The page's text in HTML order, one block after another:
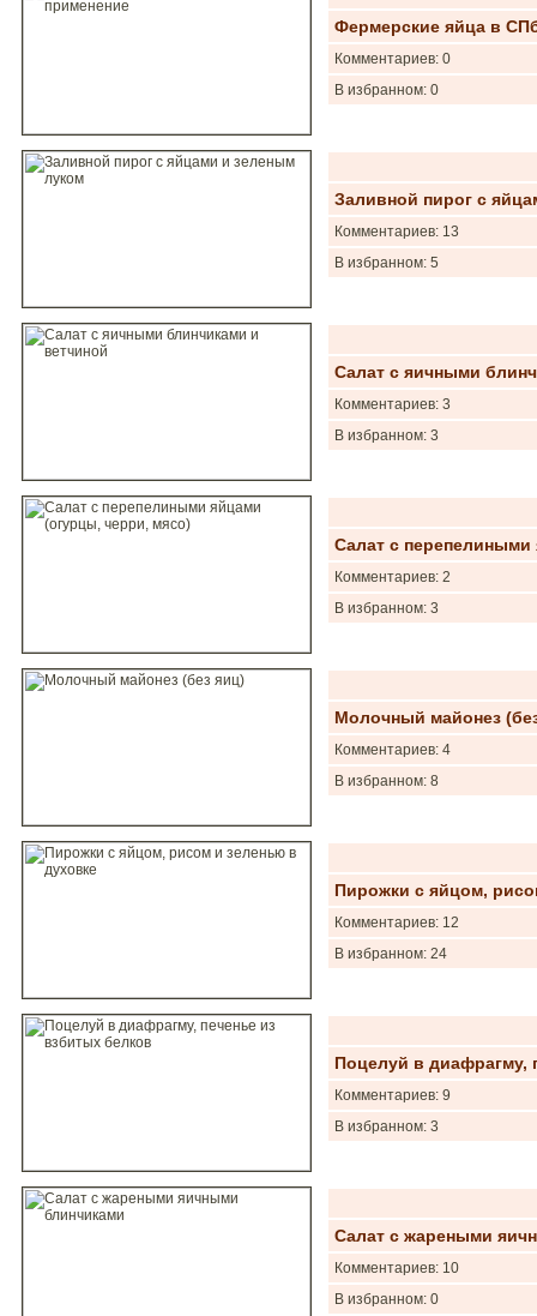
Фермерские яйца в
Комментариев: 0
В избранном: 0
Заливной пирог с
Комментариев: 13
В избранном: 5
Салат с яичными
Комментариев: 3
В избранном: 3
Салат с
Комментариев: 2
В избранном: 3
Молочный майонез
Комментариев: 4
В избранном: 8
Пирожки с яйцом,
Комментариев: 12
В избранном: 24
Поцелуй в диафрагму,
Комментариев: 9
В избранном: 3
Салат с жареными
Комментариев: 10
В избранном: 0